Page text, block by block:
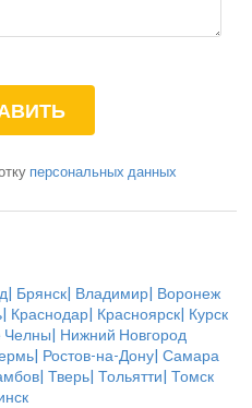
персональных данных
| Брянск| Владимир| Воронеж
| Краснодар| Красноярск| Курск
Челны| Нижний Новгород
| Ростов-на-Дону| Самара
| Тверь| Тольятти| Томск